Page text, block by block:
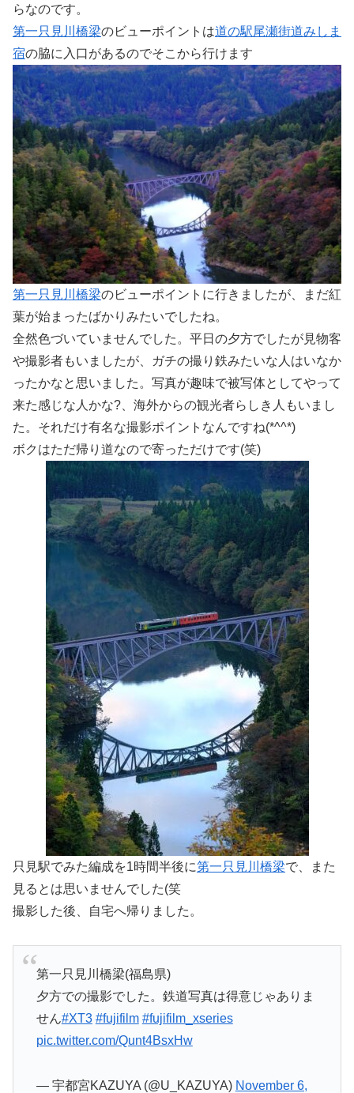
らなのです。
第一只見川橋梁のビューポイントは道の駅尾瀬街道みしま
宿の脇に入口があるのでそこから行けます
第一只見川橋梁のビューポイントに行きましたが、まだ紅
葉が始まったばかりみたいでしたね。
全然色づいていませんでした。平日の夕方でしたが見物客
や撮影者もいましたが、ガチの撮り鉄みたいな人はいなか
ったかなと思いました。写真が趣味で被写体としてやって
来た感じな人かな?、海外からの観光者らしき人もいまし
た。それだけ有名な撮影ポイントなんですね(*^^*)
ボクはただ帰り道なので寄っただけです(笑)
只見駅でみた編成を1時間半後に第一只見川橋梁で、また
見るとは思いませんでした(笑
撮影した後、自宅へ帰りました。
第一只見川橋梁(福島県)
夕方での撮影でした。鉄道写真は得意じゃありま
せん#XT3 #fujifilm #fujifilm_xseries
pic.twitter.com/Qunt4BsxHw
— 宇都宮KAZUYA (@U_KAZUYA) November 6,